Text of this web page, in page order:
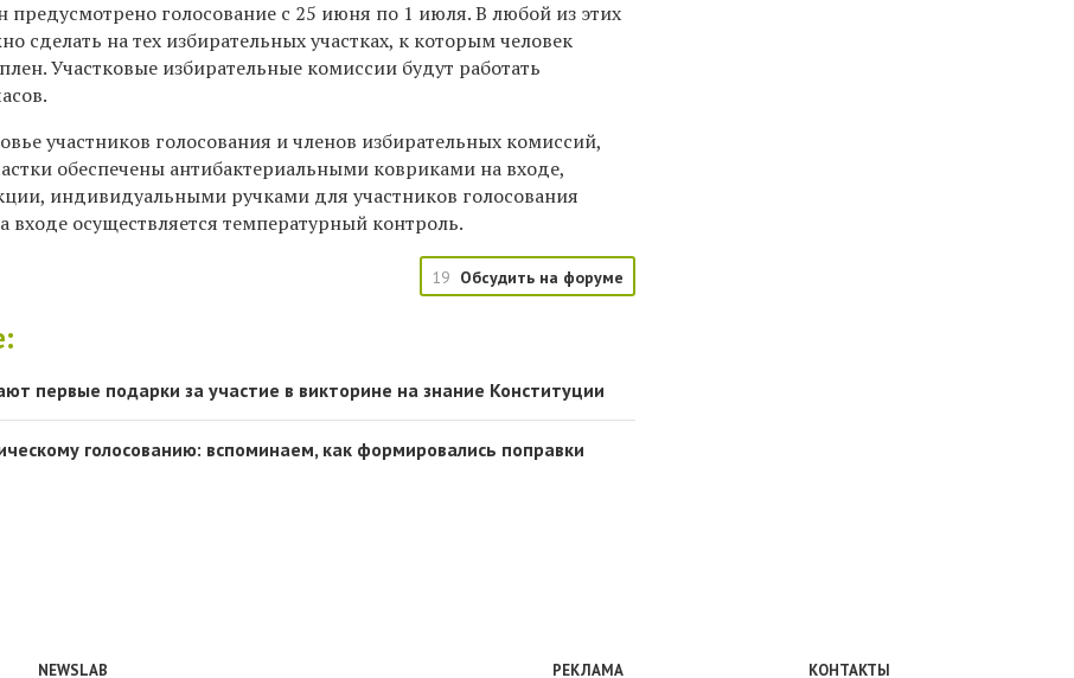
предусмотрено голосование с 25 июня по 1 июля. В любой из этих
сделать на тех избирательных участках, к которым человек
Участковые избирательные комиссии будут работать
участников голосования и членов избирательных комиссий,
обеспечены антибактериальными ковриками на входе,
индивидуальными ручками для участников голосования
входе осуществляется температурный контроль.
19 Обсудить на форуме
первые подарки за участие в викторине на знание Конституции
голосованию: вспоминаем, как формировались поправки
NEWSLAB РЕКЛАМА КОНТАКТЫ